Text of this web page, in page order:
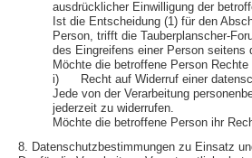
ausdrücklicher Einwilligung der
Ist die Entscheidung (1) für den
Person, trifft die Tauberplanscher-
des Eingreifens einer Person seitens
Möchte die betroffene Person
i) Recht auf Widerruf einer
Jede von der Verarbeitung
jederzeit zu widerrufen.
Möchte die betroffene Person ihr
8. Datenschutzbestimmungen zu Einsatz